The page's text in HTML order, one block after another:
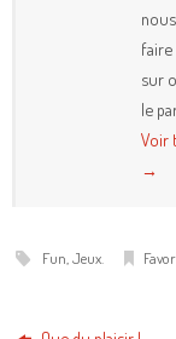
faire
sur
le
Voir
→
Fun,Jeux.